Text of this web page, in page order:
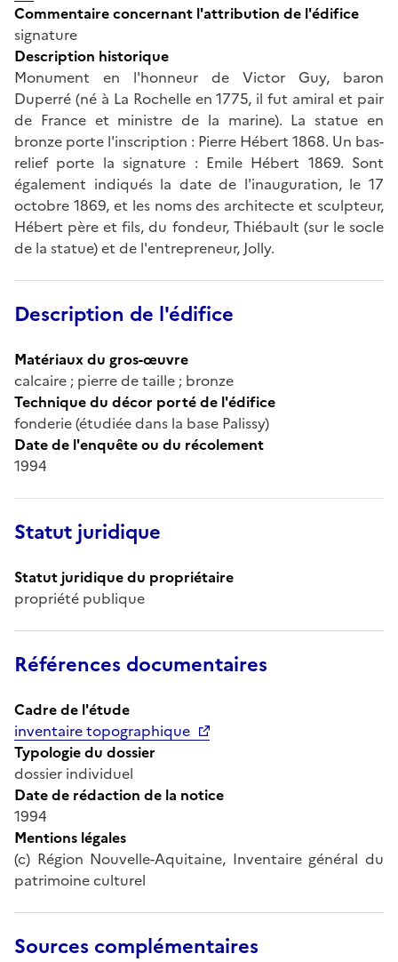
Commentaire concernant l'attribution de l'édifice
signature
Description historique
Monument en l'honneur de Victor Guy, baron
Duperré (né à La Rochelle en 1775, il fut amiral et pair
de France et ministre de la marine). La statue en
bronze porte l'inscription : Pierre Hébert 1868. Un bas-
relief porte la signature : Emile Hébert 1869. Sont
également indiqués la date de l'inauguration, le 17
octobre 1869, et les noms des architecte et sculpteur,
Hébert père et fils, du fondeur, Thiébault (sur le socle
de la statue) et de l'entrepreneur, Jolly.
Description de l'édifice
Matériaux du gros-œuvre
calcaire ; pierre de taille ; bronze
Technique du décor porté de l'édifice
fonderie (étudiée dans la base Palissy)
Date de l'enquête ou du récolement
1994
Statut juridique
Statut juridique du propriétaire
propriété publique
Références documentaires
Cadre de l'étude
inventaire topographique
Typologie du dossier
dossier individuel
Date de rédaction de la notice
1994
Mentions légales
(c) Région Nouvelle-Aquitaine, Inventaire général du
patrimoine culturel
Sources complémentaires